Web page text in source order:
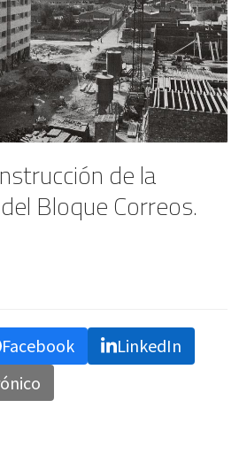
de la
Bloque Correos.
Facebook
LinkedIn